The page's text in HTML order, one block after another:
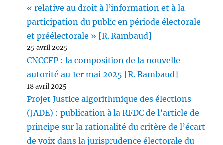
« relative au droit à l’information et à la
participation du public en période électorale
et préélectorale » [R. Rambaud]
25 avril 2025
CNCCFP : la composition de la nouvelle
autorité au 1er mai 2025 [R. Rambaud]
18 avril 2025
Projet Justice algorithmique des élections
(JADE) : publication à la RFDC de l’article de
principe sur la rationalité du critère de l’écart
de voix dans la jurisprudence électorale du